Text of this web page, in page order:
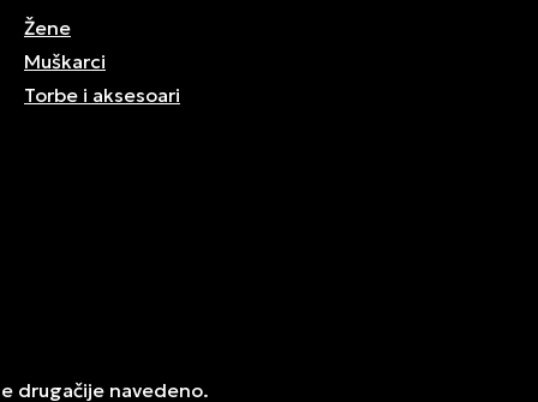
Žene
Muškarci
Torbe i aksesoari
drugačije navedeno.